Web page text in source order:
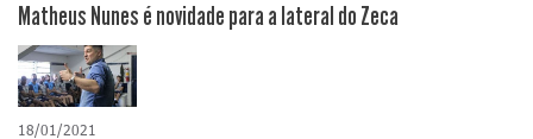
Matheus Nunes é novidade para a lateral do Zeca
18/01/2021